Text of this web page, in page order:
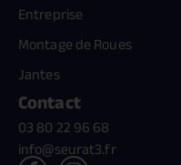
Entreprise
Montage de Roues
Jantes
Contact
03 80 22 96 68
info@seurat3.fr